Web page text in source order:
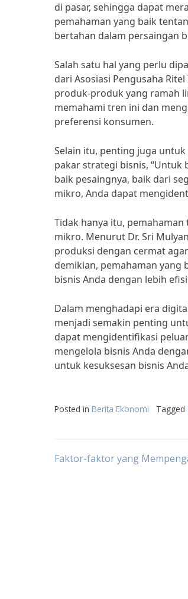
di pasar, sehingga dapat
pemahaman yang baik
bertahan dalam persaingan
Salah satu hal yang perlu
dari Asosiasi Pengusaha
produk-produk yang ramah
memahami tren ini dan
preferensi konsumen.
Selain itu, penting juga
pakar strategi bisnis,
baik pesaingnya, baik dari
mikro, Anda dapat
Tidak hanya itu,
mikro. Menurut Dr. Sri
produksi dengan cermat
demikian, pemahaman
bisnis Anda dengan lebih
Dalam menghadapi era
menjadi semakin penting
dapat mengidentifikasi
mengelola bisnis Anda
untuk kesuksesan bisnis
Posted in Berita Ekonomi Tagged
Post
Faktor-faktor yang